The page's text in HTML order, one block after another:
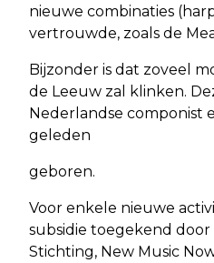
nieuwe combinaties
vertrouwde, zoals de
Bijzonder is dat zoveel
de Leeuw zal klinken.
Nederlandse componist
geleden
geboren.
Voor enkele nieuwe
subsidie toegekend
Stichting, New Music